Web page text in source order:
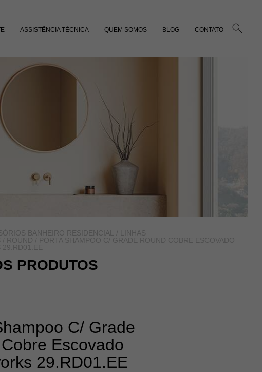
ASSISTÊNCIA TÉCNICA QUEM SOMOS BLOG CONTATO
BANHEIRO RESIDENCIAL /
LINHAS
/ ROUND / PORTA SHAMPOO C/ GRADE ROUND COBRE ESCOVADO
29.RD01.EE
PRODUTOS
C/ Grade
Escovado
29.RD01.EE